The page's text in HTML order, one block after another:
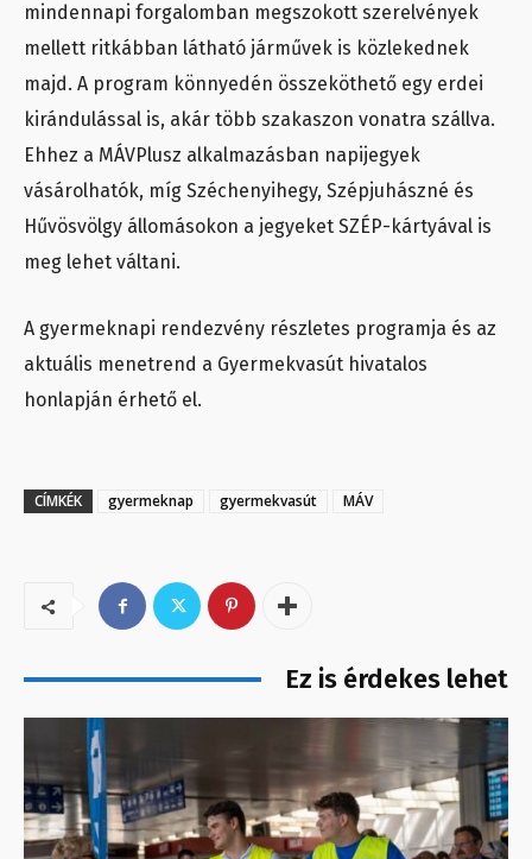
mindennapi forgalomban megszokott szerelvények
mellett ritkábban látható járművek is közlekednek
majd. A program könnyedén összeköthető egy erdei
kirándulással is, akár több szakaszon vonatra szállva.
Ehhez a MÁVPlusz alkalmazásban napijegyek
vásárolhatók, míg Széchenyihegy, Szépjuhászné és
Hűvösvölgy állomásokon a jegyeket SZÉP-kártyával is
meg lehet váltani.
A gyermeknapi rendezvény részletes programja és az
aktuális menetrend a Gyermekvasút hivatalos
honlapján érhető el.
CÍMKÉK gyermeknap gyermekvasút MÁV
Ez is érdekes lehet